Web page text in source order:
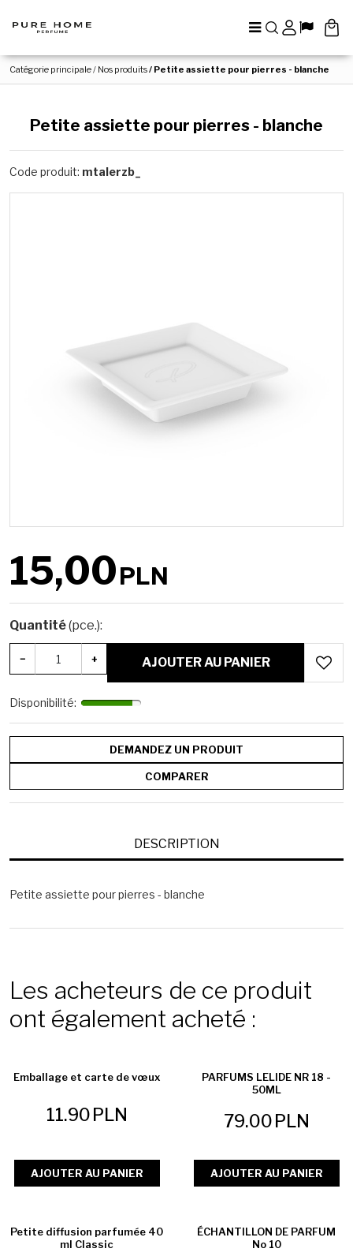
MenuRechercher
PanelLang
Catégorie principale/ Nos produits/ Petite assiette pour pierres - blanche
Petite assiette pour pierres - blanche
Code produit: mtalerzb_
15,00PLN
Quantité(pce.):
− + AJOUTER AU PANIER
Disponibilité:
DEMANDEZ UN PRODUIT
COMPARER
DESCRIPTION
Petite assiette pour pierres - blanche
Les acheteurs de ce produit
ont également acheté :
Emballage et carte de vœux
11.90PLN
AJOUTER AU PANIER
PARFUMS LELIDE NR 18 -
50ML
79.00PLN
AJOUTER AU PANIER
Petite diffusion parfumée 40
ml Classic
ÉCHANTILLON DE PARFUM
No 10